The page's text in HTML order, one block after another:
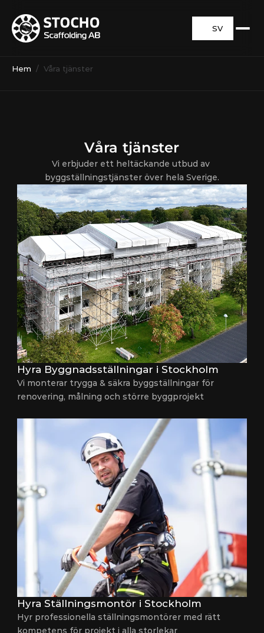
SV
Hem /  Våra tjänster
Våra tjänster
Vi erbjuder ett heltäckande utbud av
byggställningstjänster över hela Sverige.
Hyra Byggnadsställningar i Stockholm
Vi monterar trygga & säkra byggställningar för
renovering, målning och större byggprojekt
Hyra Ställningsmontör i Stockholm
Hyr professionella ställningsmontörer med rätt
kompetens för projekt i alla storlekar